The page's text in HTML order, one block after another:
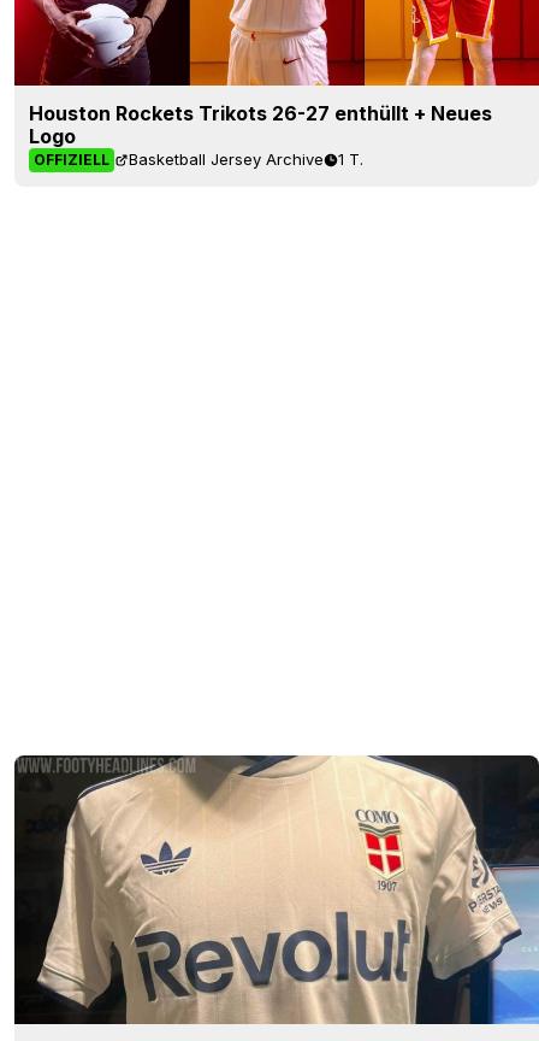
Houston Rockets Trikots 26-27 enthüllt + Neues
Logo
OFFIZIELL Basketball Jersey Archive 1 T.